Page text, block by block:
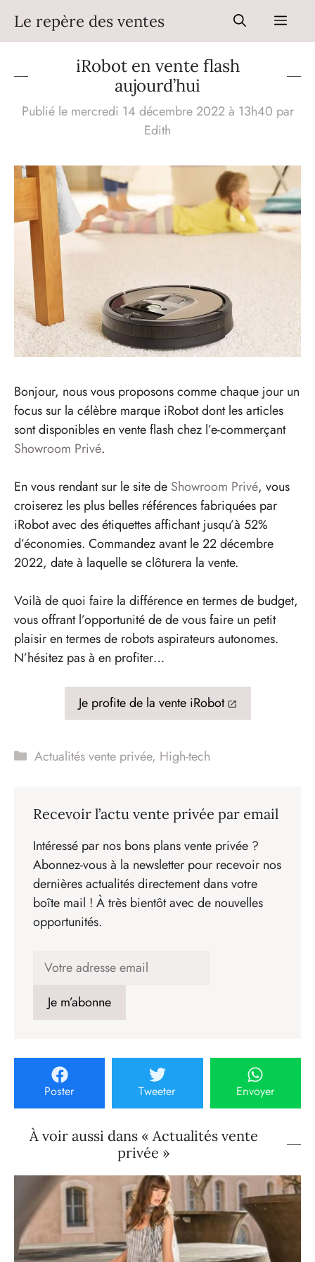
contenu
Le repère des ventes Menu
iRobot en vente flash
aujourd’hui
Publié le mercredi 14 décembre 2022 à 13h40 par
Edith
Bonjour, nous vous proposons comme chaque jour un
focus sur la célèbre marque iRobot dont les articles
sont disponibles en vente flash chez l’e-commerçant
Showroom Privé.
En vous rendant sur le site de Showroom Privé, vous
croiserez les plus belles références fabriquées par
iRobot avec des étiquettes affichant jusqu’à 52%
d’économies. Commandez avant le 22 décembre
2022, date à laquelle se clôturera la vente.
Voilà de quoi faire la différence en termes de budget,
vous offrant l’opportunité de de vous faire un petit
plaisir en termes de robots aspirateurs autonomes.
N’hésitez pas à en profiter…
Je profite de la vente iRobot
Catégories
Actualités vente privée, High-tech
Recevoir l’actu vente privée par email
Intéressé par nos bons plans vente privée ?
Abonnez-vous à la newsletter pour recevoir nos
dernières actualités directement dans votre
boîte mail ! À très bientôt avec de nouvelles
opportunités.
Poster Tweeter Envoyer
À voir aussi dans « Actualités vente
privée »